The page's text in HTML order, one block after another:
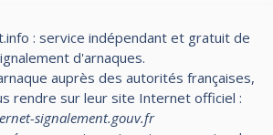
: service indépendant et gratuit de
d'arnaques.
auprès des autorités françaises,
rendre sur leur site Internet officiel :
signalement.gouv.fr